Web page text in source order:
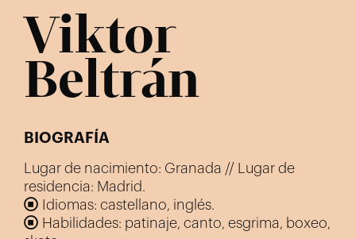
Viktor
Beltrán
BIOGRAFÍA
Lugar de nacimiento: Granada // Lugar de
residencia: Madrid.
Idiomas: castellano, inglés.
Habilidades: patinaje, canto, esgrima, boxeo,